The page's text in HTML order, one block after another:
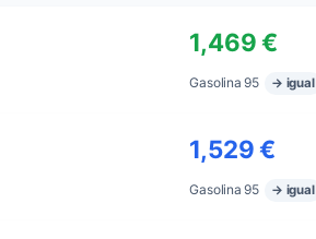
1,469 €
Gasolina 95 → igual
1,529 €
Gasolina 95 → igual